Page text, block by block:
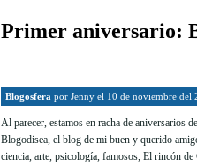
Primer aniversario:
Blogosfera por Jenny el 10 de noviembre del
Al parecer, estamos en racha de aniversarios
Blogodisea, el blog de mi buen y querido
ciencia, arte, psicología, famosos, El rincón